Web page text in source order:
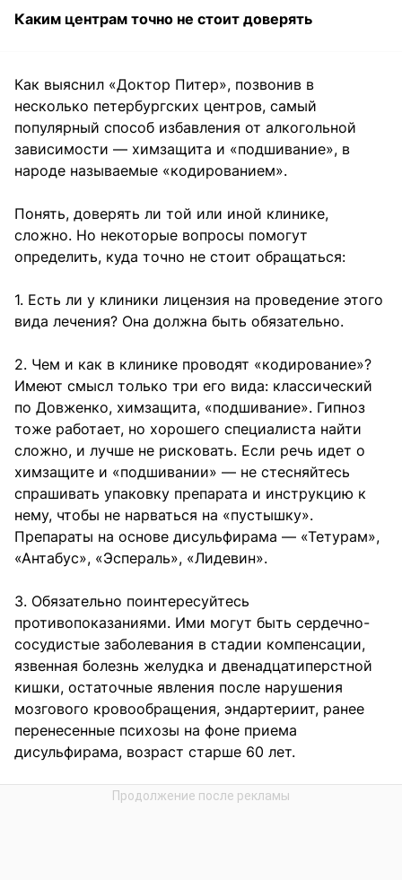
Каким центрам точно не стоит доверять
Как выяснил «Доктор Питер», позвонив в
несколько петербургских центров, самый
популярный способ избавления от алкогольной
зависимости — химзащита и «подшивание», в
народе называемые «кодированием».
Понять, доверять ли той или иной клинике,
сложно. Но некоторые вопросы помогут
определить, куда точно не стоит обращаться:
1. Есть ли у клиники лицензия на проведение этого
вида лечения? Она должна быть обязательно.
2. Чем и как в клинике проводят «кодирование»?
Имеют смысл только три его вида: классический
по Довженко, химзащита, «подшивание». Гипноз
тоже работает, но хорошего специалиста найти
сложно, и лучше не рисковать. Если речь идет о
химзащите и «подшивании» — не стесняйтесь
спрашивать упаковку препарата и инструкцию к
нему, чтобы не нарваться на «пустышку».
Препараты на основе дисульфирама — «Тетурам»,
«Антабус», «Эспераль», «Лидевин».
3. Обязательно поинтересуйтесь
противопоказаниями. Ими могут быть сердечно-
сосудистые заболевания в стадии компенсации,
язвенная болезнь желудка и двенадцатиперстной
кишки, остаточные явления после нарушения
мозгового кровообращения, эндартериит, ранее
перенесенные психозы на фоне приема
дисульфирама, возраст старше 60 лет.